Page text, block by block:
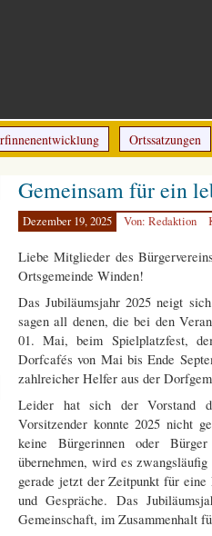
Ortssatzungen
Gemeinsam für ein
Dezember 19, 2025 Von: Redaktion
Liebe Mitglieder des
Ortsgemeinde Winden!
Das Jubiläumsjahr 2025 neigt
sagen all denen, die bei den
01. Mai, beim Spielplatzfest,
Dorfcafés von Mai bis Ende
zahlreicher Helfer aus der
Leider hat sich der Vorstand
Vorsitzender konnte 2025 nicht
keine Bürgerinnen oder
übernehmen, wird es
gerade jetzt der Zeitpunkt für eine
und Gespräche. Das
Gemeinschaft, im Zusammenhalt